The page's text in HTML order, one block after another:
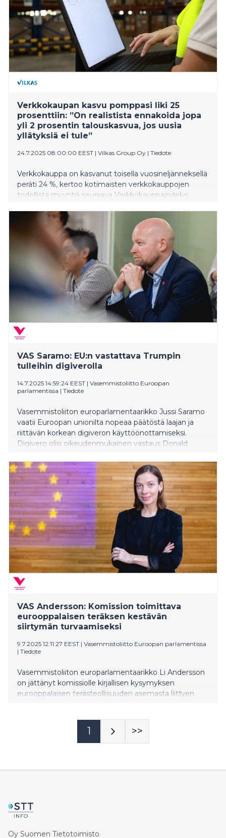
ollut kauppasota.
Verkkokaupan kasvu pomppasi liki 25
prosenttiin: ”On realistista ennakoida jopa
yli 2 prosentin talouskasvua, jos uusia
yllätyksiä ei tule”
24.7.2025 08:00:00 EEST | Vilkas Group Oy | Tiedote
Verkkokauppa on kasvanut toisella vuosineljänneksellä
peräti 24 %, kertoo kotimaisten verkkokauppojen
todellista myyntiä seuraava Verkkokauppaindeksi.
Verkkokauppaindeksissä ovat aiemmin ennakoineet
kulutuksen ja BKT:n muutoksia n. 1–2 kvartaalin
viiveellä. Tätä kautta merkittävää käännettä kasvuun
on nyt syytä odottaa”, arvioi verkkokauppaindeksejä
miltei 20 vuotta analysoinut Markku Korkiakoski,
indeksejä tuottavan Vilkas Group Oy:n hallituksen
puheenjohtaja.
VAS Saramo: EU:n vastattava Trumpin
tulleihin digiverolla
14.7.2025 14:59:24 EEST | Vasemmistoliitto Euroopan
parlamentissa | Tiedote
Vasemmistoliiton europarlamentaarikko Jussi Saramo
vaatii Euroopan unionilta nopeaa päätöstä laajan ja
riittävän korkean digiveron käyttöönottamiseksi.
Digivero olisi oikeudenmukainen vastaus Donald
tapainottaisi taloudellista pelikenttää EU:n ja
Yhdysvaltain välillä.
VAS Andersson: Komission toimittava
eurooppalaisen teräksen kestävän
siirtymän turvaamiseksi
9.7.2025 12:11:27 EEST | Vasemmistoliitto Euroopan parlamentissa
| Tiedote
Vasemmistoliiton europarlamentaarikko Li Andersson
on jättänyt komissiolle kirjallisen kysymyksen
eurooppalaisen terästeollisuuden asemasta liittyen
1 >>
Oy Suomen Tietotoimisto